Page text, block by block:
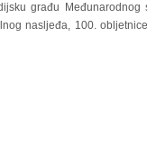
građu
nasljeđa, 100.